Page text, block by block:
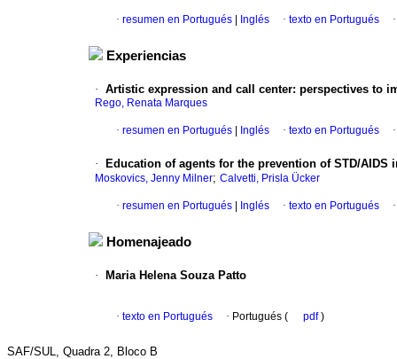
· resumen en Portugués Inglés · texto en Portugués
Experiencias
· Artistic expression and call center: perspectives to
Rego, Renata Marques
· resumen en Portugués Inglés · texto en Portugués
· Education of agents for the prevention of STD/
Moskovics, Jenny Milner; Calvetti, Prisla Ücker
· resumen en Portugués Inglés · texto en Portugués
Homenajeado
· Maria Helena Souza Patto
· texto en Portugués · Portugués ( pdf)
SAF/SUL, Quadra 2, Bloco B